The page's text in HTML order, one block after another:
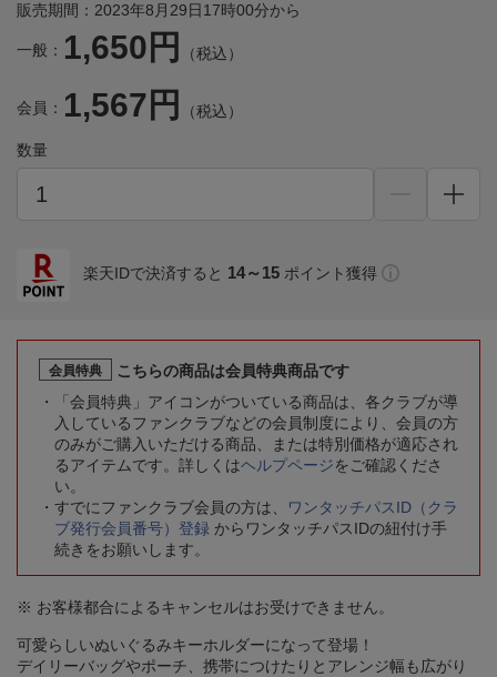
販売期間：2023年8月29日17時00分から
一般： 1,650円 （税込）
会員： 1,567円 （税込）
数量
楽天IDで決済すると 14～15 ポイント獲得
会員特典
こちらの商品は会員特典商品です
「会員特典」アイコンがついている商品は、各クラブが導
入しているファンクラブなどの会員制度により、会員の方
のみがご購入いただける商品、または特別価格が適応され
るアイテムです。詳しくはヘルプページをご確認くださ
い。
すでにファンクラブ会員の方は、
ワンタッチパスID（クラ
ブ発行会員番号）登録 からワンタッチパスIDの紐付け手
続きをお願いします。
※ お客様都合によるキャンセルはお受けできません。
可愛らしいぬいぐるみキーホルダーになって登場！
デイリーバッグやポーチ、携帯につけたりとアレンジ幅も広がり